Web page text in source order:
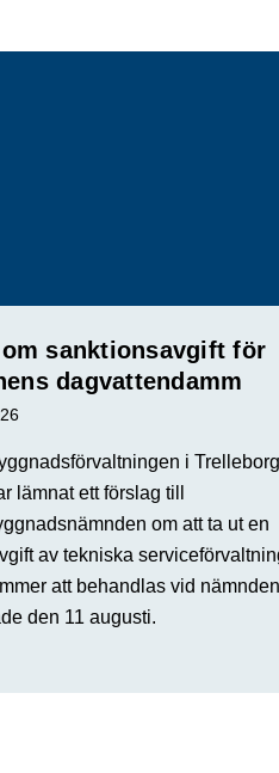
sanktionsavgift för
dagvattendamm
i
lämnat ett förslag till
om att ta ut en
av tekniska
att behandlas vid
den 11 augusti.